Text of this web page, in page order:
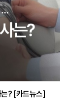
? [카드뉴스]